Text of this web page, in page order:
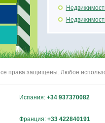
права защищены. Любое
Испания: +34 937370082
Франция: +33 422840191